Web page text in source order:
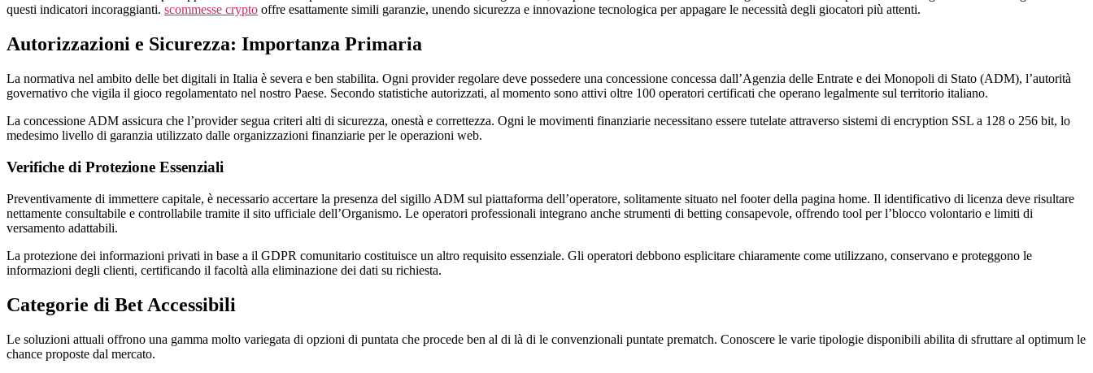
questi indicatori incoraggianti. scommesse crypto offre esattamente simili garanzie, unendo sicurezza e innovazione tecnologica per appagare le necessità degli giocatori più attenti.
Autorizzazioni e Sicurezza: Importanza Primaria
La normativa nel ambito delle bet digitali in Italia è severa e ben stabilita. Ogni provider regolare deve possedere una concessione concessa dall’Agenzia delle Entrate e dei Monopoli di Stato (ADM), l’autorità
governativo che vigila il gioco regolamentato nel nostro Paese. Secondo statistiche autorizzati, al momento sono attivi oltre 100 operatori certificati che operano legalmente sul territorio italiano.
La concessione ADM assicura che l’provider segua criteri alti di sicurezza, onestà e correttezza. Ogni le movimenti finanziarie necessitano essere tutelate attraverso sistemi di encryption SSL a 128 o 256 bit, lo
medesimo livello di garanzia utilizzato dalle organizzazioni finanziarie per le operazioni web.
Verifiche di Protezione Essenziali
Preventivamente di immettere capitale, è necessario accertare la presenza del sigillo ADM sul piattaforma dell’operatore, solitamente situato nel footer della pagina home. Il identificativo di licenza deve risultare
nettamente consultabile e controllabile tramite il sito ufficiale dell’Organismo. Le operatori professionali integrano anche strumenti di betting consapevole, offrendo tool per l’blocco volontario e limiti di
versamento adattabili.
La protezione dei informazioni privati in base a il GDPR comunitario costituisce un altro requisito essenziale. Gli operatori debbono esplicitare chiaramente come utilizzano, conservano e proteggono le
informazioni degli clienti, certificando il facoltà alla eliminazione dei dati su richiesta.
Categorie di Bet Accessibili
Le soluzioni attuali offrono una gamma molto variegata di opzioni di puntata che procede ben al di là di le convenzionali puntate prematch. Conoscere le varie tipologie disponibili abilita di sfruttare al optimum le
chance proposte dal mercato.